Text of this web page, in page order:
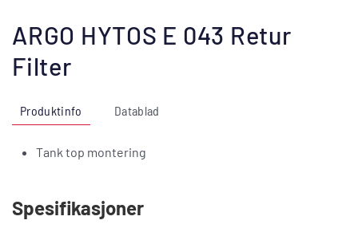
ARGO HYTOS E 043 Retur
Filter
Produktinfo Datablad
Tank top montering
Spesifikasjoner